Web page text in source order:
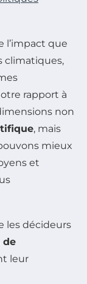
l’impact que
climatiques,
rapport à
non
, mais
mieux
et
les décideurs
de
leur